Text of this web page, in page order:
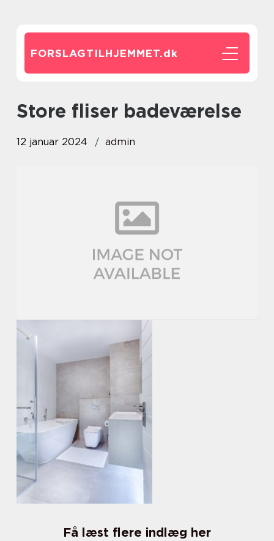
FORSLAGTILHJEMMET.dk
store fliser badeværelse
12 januar 2024 admin
Få læst flere indlæg her